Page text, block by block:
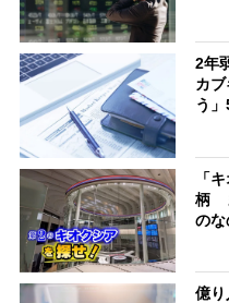
2年
カ
う
「
柄
の
億り